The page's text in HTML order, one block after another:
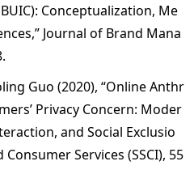
Conceptualization, Me
Journal of Brand Mana
Guo (2020), “Online Anthr
Privacy Concern: Moder
and Social Exclusio
Services (SSCI), 55